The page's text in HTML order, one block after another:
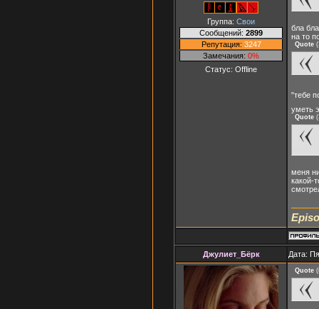
Группа: Свои
Сообщений: 2899
Репутация: 3247
Замечания: 0%
Статус: Offline
бла
на то
Quote (
"тебе
уметь
Quote (
меня
какой-
Джулиет_Бёрк Дата:
Quote (